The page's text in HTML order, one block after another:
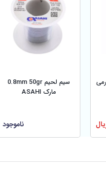
۵۰ گرمی
سیم لحیم 0.8mm 50gr
مارک ASAHI
ناموجود